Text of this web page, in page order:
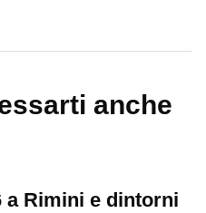
anche
a Rimini e dintorni